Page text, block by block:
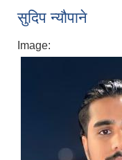
सुदिप न्यौपाने
Image: